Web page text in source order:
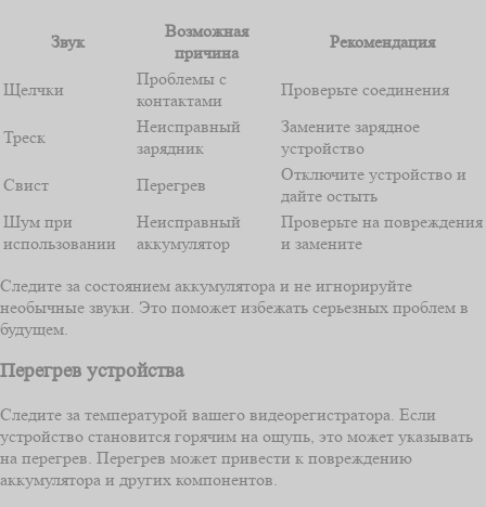
Звук
Возможная
причина
Рекомендация
Щелчки
Проблемы с
контактами
Проверьте соединения
Треск
Неисправный
зарядник
Замените зарядное
устройство
Свист
Перегрев
Отключите устройство и
дайте остыть
Шум при
использовании
Неисправный
аккумулятор
Проверьте на повреждения
и замените
Следите за состоянием аккумулятора и не игнорируйте
необычные звуки. Это поможет избежать серьезных проблем в
будущем.
Перегрев устройства
Следите за температурой вашего видеорегистратора. Если
устройство становится горячим на ощупь, это может указывать
на перегрев. Перегрев может привести к повреждению
аккумулятора и других компонентов.